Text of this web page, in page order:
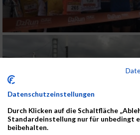
Datenschutzeinstellungen
Durch Klicken auf die Schaltfläche
Standardeinstellung nur für unbedingt
beibehalten.